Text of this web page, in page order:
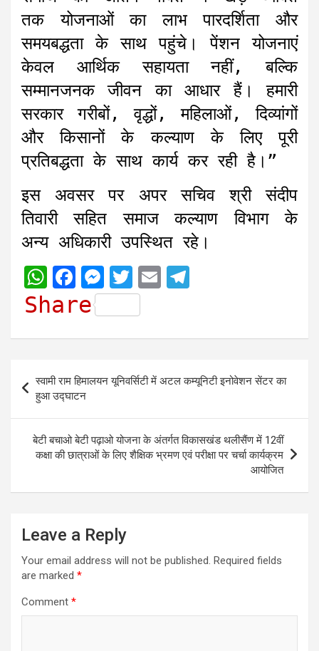
तक योजनाओं का लाभ पारदर्शिता और
समयबद्धता के साथ पहुंचे। पेंशन योजनाएं
केवल आर्थिक सहायता नहीं, बल्कि
सम्मानजनक जीवन का आधार हैं। हमारी
सरकार गरीबों, वृद्धों, महिलाओं, दिव्यांगों
और किसानों के कल्याण के लिए पूरी
प्रतिबद्धता के साथ कार्य कर रही है।”
इस अवसर पर अपर सचिव श्री संदीप
तिवारी सहित समाज कल्याण विभाग के
अन्य अधिकारी उपस्थित रहे।
W
h
t
s
A
p
p
F
a
e
b
o
o
k
M
e
s
s
n
g
e
r
T
w
i
t
t
e
r
E
i e
g
r
a
m
Share
navigation
स्वामी राम हिमालयन यूनिवर्सिटी में अटल कम्यूनिटी इनोवेशन सेंटर का
हुआ उद्घाटन
बेटी बचाओ बेटी पढ़ाओ योजना के अंतर्गत विकासखंड थलीसैंण में 12वीं
कक्षा की छात्राओं के लिए शैक्षिक भ्रमण एवं परीक्षा पर चर्चा कार्यक्रम
आयोजित
Leave a Reply
Your email address will not be published. Required fields
are marked *
Comment *